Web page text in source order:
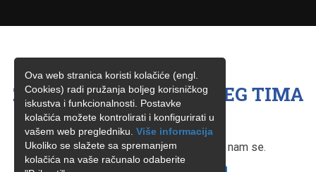
ŽELITE BITI ČLAN NAŠEG TIMA
?
Ukoliko ste zainteresirani, obratite nam se.
Ova web stranica koristi kolačiće (engl.
Cookies) radi pružanja boljeg korisničkog
iskustva i funkcionalnosti. Postavke
kolačića možete kontrolirati i konfigurirati u
vašem web pregledniku. Više informacija
Ukoliko se slažete sa spremanjem
kolačića na vaše računalo odaberite